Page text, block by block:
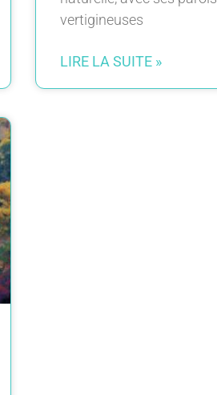
vertigineuses
LIRE LA SUITE »